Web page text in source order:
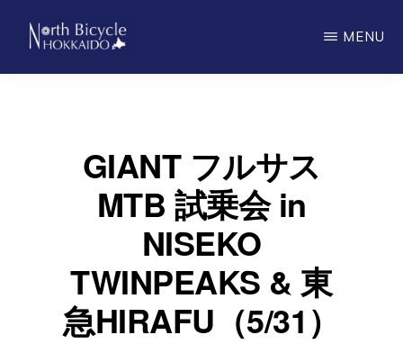
main
ノ
MENU
GIANT フルサス
MTB 試乗会 in
NISEKO
TWINPEAKS & 東
急HIRAFU（5/31）